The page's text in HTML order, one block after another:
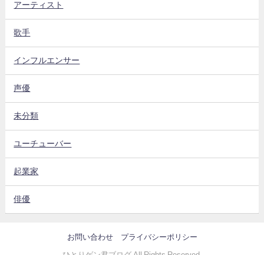
アーティスト
歌手
インフルエンサー
声優
未分類
ユーチューバー
起業家
俳優
お問い合わせ プライバシーポリシー